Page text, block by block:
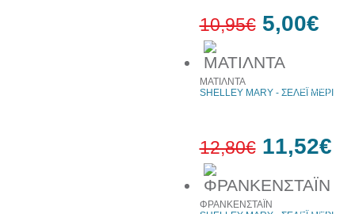
έκπτωση
10,95€ 5,00€
έκπτωση
ΜΑΤΙΛΝΤΑ
SHELLEY MARY - ΣΕΛΕΪ ΜΕΡΙ
12,80€ 11,52€
ΦΡΑΝΚΕΝΣΤΑΪΝ